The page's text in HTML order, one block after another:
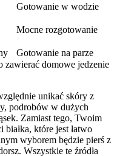
Gotowanie w wodzie
Mocne rozgotowanie
Gotowanie na parze
zawierać domowe jedzenie
unikać skóry z
podrobów w dużych
Zamiast tego, Twoim
które jest łatwo
wyborem będzie pierś z
Wszystkie te źródła